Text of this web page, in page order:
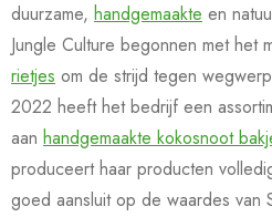
duurzame, handgemaakte en
Jungle Culture begonnen met het
rietjes om de strijd tegen
2022 heeft het bedrijf een
aan handgemaakte kokosnoot
produceert haar producten
goed aansluit op de waardes van